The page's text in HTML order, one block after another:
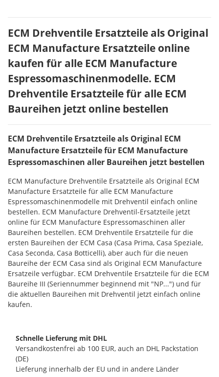
ECM Drehventile Ersatzteile als Original
ECM Manufacture Ersatzteile online
kaufen für alle ECM Manufacture
Espressomaschinenmodelle. ECM
Drehventile Ersatzteile für alle ECM
Baureihen jetzt online bestellen
ECM Drehventile Ersatzteile als Original ECM
Manufacture Ersatzteile für ECM Manufacture
Espressomaschinen aller Baureihen jetzt bestellen
ECM Manufacture Drehventile Ersatzteile als Original ECM
Manufacture Ersatzteile für alle ECM Manufacture
Espressomaschinenmodelle mit Drehventil einfach online
bestellen. ECM Manufacture Drehventil-Ersatzteile jetzt
online für ECM Manufacture Espressomaschinen aller
Baureihen bestellen. ECM Drehventile Ersatzteile für die
ersten Baureihen der ECM Casa (Casa Prima, Casa Speziale,
Casa Seconda, Casa Botticelli), aber auch für die neuen
Baureihe der ECM Casa sind als Original ECM Manufacture
Ersatzeile verfügbar. ECM Drehventile Ersatzteile für die ECM
Baureihe III (Seriennummer beginnend mit "NP...") und für
die aktuellen Baureihen mit Drehventil jetzt einfach online
kaufen.
Schnelle Lieferung mit DHL
Versandkostenfrei ab 100 EUR, auch an DHL Packstation
(DE)
Lieferung innerhalb der EU und in andere Länder